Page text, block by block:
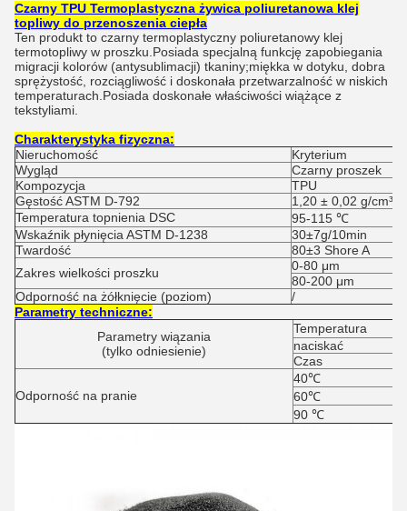
Czarny TPU Termoplastyczna żywica poliuretanowa klej
topliwy do przenoszenia ciepła
Ten produkt to czarny termoplastyczny poliuretanowy klej
termotopliwy w proszku.Posiada specjalną funkcję zapobiegania
migracji kolorów (antysublimacji) tkaniny;miękka w dotyku, dobra
sprężystość, rozciągliwość i doskonała przetwarzalność w niskich
temperaturach.Posiada doskonałe właściwości wiążące z
tekstyliami.
Charakterystyka fizyczna:
Nieruchomość
Kryterium
Wygląd
Czarny proszek
Kompozycja
TPU
Gęstość ASTM D-792
1,20 ± 0,02 g/cm³
Temperatura topnienia DSC
95-115 ℃
Wskaźnik płynięcia ASTM D-1238
30±7g/10min
Twardość
80±3 Shore A
Zakres wielkości proszku
0-80 μm
80-200 μm
Odporność na żółknięcie (poziom)
/
Parametry techniczne:
Parametry wiązania
(tylko odniesienie)
Temperatura
naciskać
Czas
Odporność na pranie
40℃
60℃
90 ℃